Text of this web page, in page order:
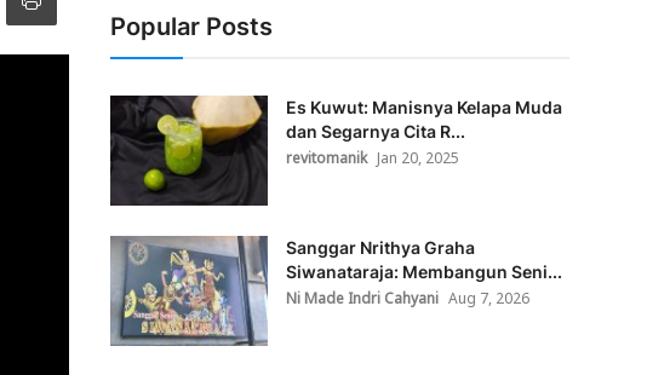
Popular Posts
Es Kuwut: Manisnya Kelapa Muda
dan Segarnya Cita R...
revitomanik Jan 20, 2025
Sanggar Nrithya Graha
Siwanataraja: Membangun Seni...
Ni Made Indri Cahyani Aug 7, 2026